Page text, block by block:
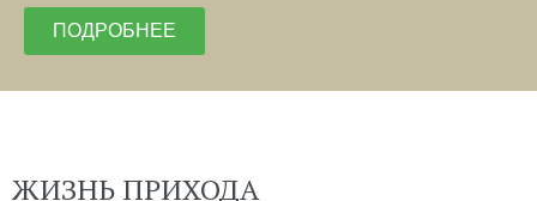
ПОДРОБНЕЕ
ЖИЗНЬ ПРИХОДА